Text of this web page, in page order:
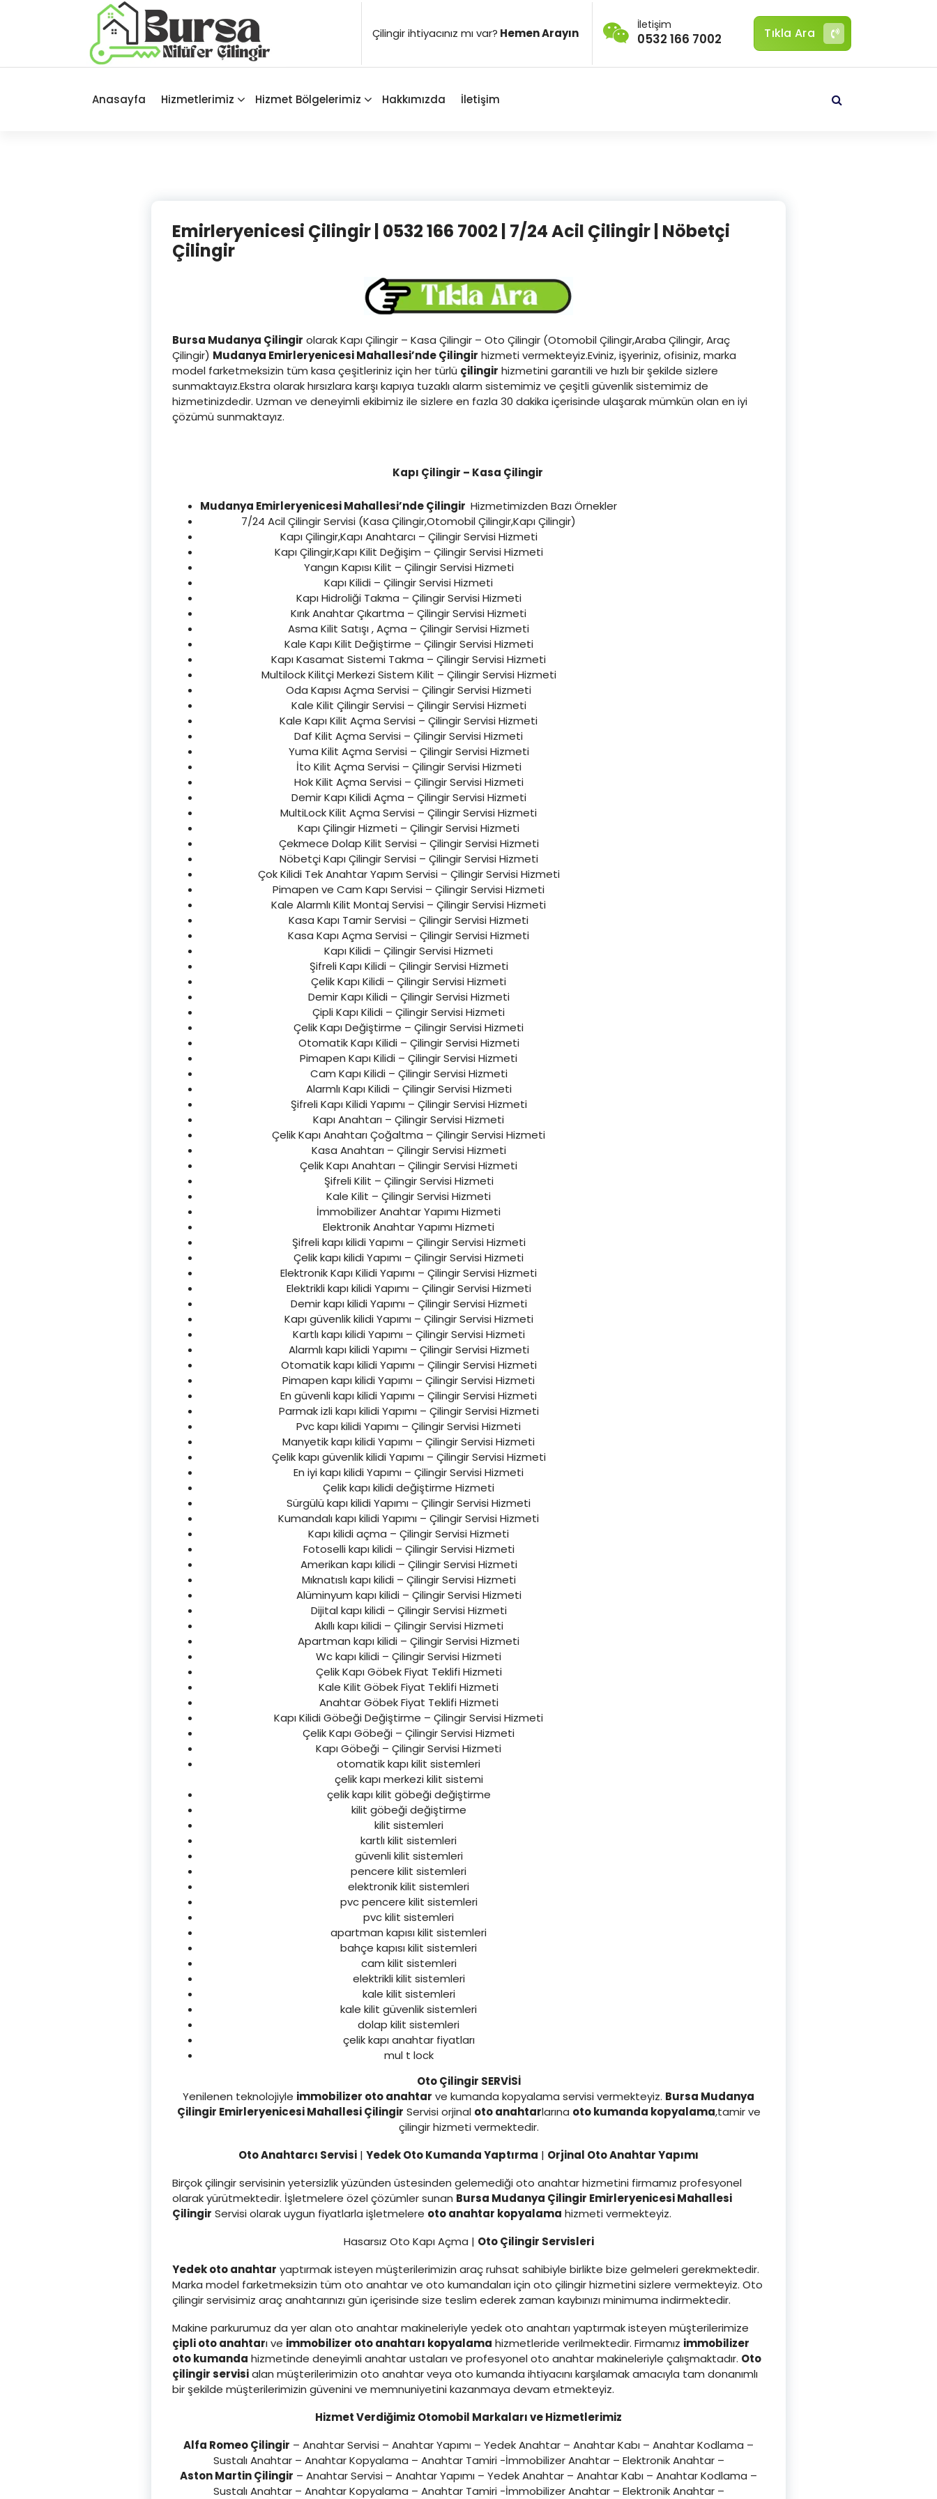
Çilingir ihtiyacınız mı var? Hemen Arayın
İletişim
0532 166 7002 Tıkla Ara
Anasayfa Hizmetlerimiz Hizmet Bölgelerimiz Hakkımızda İletişim
Emirleryenicesi Çilingir | 0532 166 7002 | 7/24 Acil Çilingir | Nöbetçi
Çilingir
Bursa Mudanya Çilingir olarak Kapı Çilingir – Kasa Çilingir – Oto Çilingir (Otomobil Çilingir,Araba Çilingir, Araç
Çilingir) Mudanya Emirleryenicesi Mahallesi’nde Çilingir hizmeti vermekteyiz.Eviniz, işyeriniz, ofisiniz, marka
model farketmeksizin tüm kasa çeşitleriniz için her türlü çilingir hizmetini garantili ve hızlı bir şekilde sizlere
sunmaktayız.Ekstra olarak hırsızlara karşı kapıya tuzaklı alarm sistemimiz ve çeşitli güvenlik sistemimiz de
hizmetinizdedir. Uzman ve deneyimli ekibimiz ile sizlere en fazla 30 dakika içerisinde ulaşarak mümkün olan en iyi
çözümü sunmaktayız.
Kapı Çilingir – Kasa Çilingir
Mudanya Emirleryenicesi Mahallesi’nde Çilingir Hizmetimizden Bazı Örnekler
7/24 Acil Çilingir Servisi (Kasa Çilingir,Otomobil Çilingir,Kapı Çilingir)
Kapı Çilingir,Kapı Anahtarcı – Çilingir Servisi Hizmeti
Kapı Çilingir,Kapı Kilit Değişim – Çilingir Servisi Hizmeti
Yangın Kapısı Kilit – Çilingir Servisi Hizmeti
Kapı Kilidi – Çilingir Servisi Hizmeti
Kapı Hidroliği Takma – Çilingir Servisi Hizmeti
Kırık Anahtar Çıkartma – Çilingir Servisi Hizmeti
Asma Kilit Satışı , Açma – Çilingir Servisi Hizmeti
Kale Kapı Kilit Değiştirme – Çilingir Servisi Hizmeti
Kapı Kasamat Sistemi Takma – Çilingir Servisi Hizmeti
Multilock Kilitçi Merkezi Sistem Kilit – Çilingir Servisi Hizmeti
Oda Kapısı Açma Servisi – Çilingir Servisi Hizmeti
Kale Kilit Çilingir Servisi – Çilingir Servisi Hizmeti
Kale Kapı Kilit Açma Servisi – Çilingir Servisi Hizmeti
Daf Kilit Açma Servisi – Çilingir Servisi Hizmeti
Yuma Kilit Açma Servisi – Çilingir Servisi Hizmeti
İto Kilit Açma Servisi – Çilingir Servisi Hizmeti
Hok Kilit Açma Servisi – Çilingir Servisi Hizmeti
Demir Kapı Kilidi Açma – Çilingir Servisi Hizmeti
MultiLock Kilit Açma Servisi – Çilingir Servisi Hizmeti
Kapı Çilingir Hizmeti – Çilingir Servisi Hizmeti
Çekmece Dolap Kilit Servisi – Çilingir Servisi Hizmeti
Nöbetçi Kapı Çilingir Servisi – Çilingir Servisi Hizmeti
Çok Kilidi Tek Anahtar Yapım Servisi – Çilingir Servisi Hizmeti
Pimapen ve Cam Kapı Servisi – Çilingir Servisi Hizmeti
Kale Alarmlı Kilit Montaj Servisi – Çilingir Servisi Hizmeti
Kasa Kapı Tamir Servisi – Çilingir Servisi Hizmeti
Kasa Kapı Açma Servisi – Çilingir Servisi Hizmeti
Kapı Kilidi – Çilingir Servisi Hizmeti
Şifreli Kapı Kilidi – Çilingir Servisi Hizmeti
Çelik Kapı Kilidi – Çilingir Servisi Hizmeti
Demir Kapı Kilidi – Çilingir Servisi Hizmeti
Çipli Kapı Kilidi – Çilingir Servisi Hizmeti
Çelik Kapı Değiştirme – Çilingir Servisi Hizmeti
Otomatik Kapı Kilidi – Çilingir Servisi Hizmeti
Pimapen Kapı Kilidi – Çilingir Servisi Hizmeti
Cam Kapı Kilidi – Çilingir Servisi Hizmeti
Alarmlı Kapı Kilidi – Çilingir Servisi Hizmeti
Şifreli Kapı Kilidi Yapımı – Çilingir Servisi Hizmeti
Kapı Anahtarı – Çilingir Servisi Hizmeti
Çelik Kapı Anahtarı Çoğaltma – Çilingir Servisi Hizmeti
Kasa Anahtarı – Çilingir Servisi Hizmeti
Çelik Kapı Anahtarı – Çilingir Servisi Hizmeti
Şifreli Kilit – Çilingir Servisi Hizmeti
Kale Kilit – Çilingir Servisi Hizmeti
İmmobilizer Anahtar Yapımı Hizmeti
Elektronik Anahtar Yapımı Hizmeti
Şifreli kapı kilidi Yapımı – Çilingir Servisi Hizmeti
Çelik kapı kilidi Yapımı – Çilingir Servisi Hizmeti
Elektronik Kapı Kilidi Yapımı – Çilingir Servisi Hizmeti
Elektrikli kapı kilidi Yapımı – Çilingir Servisi Hizmeti
Demir kapı kilidi Yapımı – Çilingir Servisi Hizmeti
Kapı güvenlik kilidi Yapımı – Çilingir Servisi Hizmeti
Kartlı kapı kilidi Yapımı – Çilingir Servisi Hizmeti
Alarmlı kapı kilidi Yapımı – Çilingir Servisi Hizmeti
Otomatik kapı kilidi Yapımı – Çilingir Servisi Hizmeti
Pimapen kapı kilidi Yapımı – Çilingir Servisi Hizmeti
En güvenli kapı kilidi Yapımı – Çilingir Servisi Hizmeti
Parmak izli kapı kilidi Yapımı – Çilingir Servisi Hizmeti
Pvc kapı kilidi Yapımı – Çilingir Servisi Hizmeti
Manyetik kapı kilidi Yapımı – Çilingir Servisi Hizmeti
Çelik kapı güvenlik kilidi Yapımı – Çilingir Servisi Hizmeti
En iyi kapı kilidi Yapımı – Çilingir Servisi Hizmeti
Çelik kapı kilidi değiştirme Hizmeti
Sürgülü kapı kilidi Yapımı – Çilingir Servisi Hizmeti
Kumandalı kapı kilidi Yapımı – Çilingir Servisi Hizmeti
Kapı kilidi açma – Çilingir Servisi Hizmeti
Fotoselli kapı kilidi – Çilingir Servisi Hizmeti
Amerikan kapı kilidi – Çilingir Servisi Hizmeti
Mıknatıslı kapı kilidi – Çilingir Servisi Hizmeti
Alüminyum kapı kilidi – Çilingir Servisi Hizmeti
Dijital kapı kilidi – Çilingir Servisi Hizmeti
Akıllı kapı kilidi – Çilingir Servisi Hizmeti
Apartman kapı kilidi – Çilingir Servisi Hizmeti
Wc kapı kilidi – Çilingir Servisi Hizmeti
Çelik Kapı Göbek Fiyat Teklifi Hizmeti
Kale Kilit Göbek Fiyat Teklifi Hizmeti
Anahtar Göbek Fiyat Teklifi Hizmeti
Kapı Kilidi Göbeği Değiştirme – Çilingir Servisi Hizmeti
Çelik Kapı Göbeği – Çilingir Servisi Hizmeti
Kapı Göbeği – Çilingir Servisi Hizmeti
otomatik kapı kilit sistemleri
çelik kapı merkezi kilit sistemi
çelik kapı kilit göbeği değiştirme
kilit göbeği değiştirme
kilit sistemleri
kartlı kilit sistemleri
güvenli kilit sistemleri
pencere kilit sistemleri
elektronik kilit sistemleri
pvc pencere kilit sistemleri
pvc kilit sistemleri
apartman kapısı kilit sistemleri
bahçe kapısı kilit sistemleri
cam kilit sistemleri
elektrikli kilit sistemleri
kale kilit sistemleri
kale kilit güvenlik sistemleri
dolap kilit sistemleri
çelik kapı anahtar fiyatları
mul t lock
Oto Çilingir SERVİSİ
Yenilenen teknolojiyle immobilizer oto anahtar ve kumanda kopyalama servisi vermekteyiz. Bursa Mudanya
Çilingir Emirleryenicesi Mahallesi Çilingir Servisi orjinal oto anahtarlarına oto kumanda kopyalama,tamir ve
çilingir hizmeti vermektedir.
Oto Anahtarcı Servisi | Yedek Oto Kumanda Yaptırma | Orjinal Oto Anahtar Yapımı
Birçok çilingir servisinin yetersizlik yüzünden üstesinden gelemediği oto anahtar hizmetini firmamız profesyonel
olarak yürütmektedir. İşletmelere özel çözümler sunan Bursa Mudanya Çilingir Emirleryenicesi Mahallesi
Çilingir Servisi olarak uygun fiyatlarla işletmelere oto anahtar kopyalama hizmeti vermekteyiz.
Hasarsız Oto Kapı Açma | Oto Çilingir Servisleri
Yedek oto anahtar yaptırmak isteyen müşterilerimizin araç ruhsat sahibiyle birlikte bize gelmeleri gerekmektedir.
Marka model farketmeksizin tüm oto anahtar ve oto kumandaları için oto çilingir hizmetini sizlere vermekteyiz. Oto
çilingir servisimiz araç anahtarınızı gün içerisinde size teslim ederek zaman kaybınızı minimuma indirmektedir.
Makine parkurumuz da yer alan oto anahtar makineleriyle yedek oto anahtarı yaptırmak isteyen müşterilerimize
çipli oto anahtarı ve immobilizer oto anahtarı kopyalama hizmetleride verilmektedir. Firmamız immobilizer
oto kumanda hizmetinde deneyimli anahtar ustaları ve profesyonel oto anahtar makineleriyle çalışmaktadır. Oto
çilingir servisialan müşterilerimizin oto anahtar veya oto kumanda ihtiyacını karşılamak amacıyla tam donanımlı
bir şekilde müşterilerimizin güvenini ve memnuniyetini kazanmaya devam etmekteyiz.
Hizmet Verdiğimiz Otomobil Markaları ve Hizmetlerimiz
Alfa Romeo Çilingir – Anahtar Servisi – Anahtar Yapımı – Yedek Anahtar – Anahtar Kabı – Anahtar Kodlama –
Sustalı Anahtar – Anahtar Kopyalama – Anahtar Tamiri -İmmobilizer Anahtar – Elektronik Anahtar –
Aston Martin Çilingir – Anahtar Servisi – Anahtar Yapımı – Yedek Anahtar – Anahtar Kabı – Anahtar Kodlama –
Sustalı Anahtar – Anahtar Kopyalama – Anahtar Tamiri -İmmobilizer Anahtar – Elektronik Anahtar –